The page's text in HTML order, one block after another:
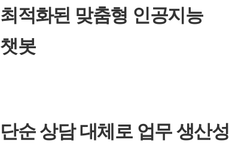
최적화된 맞춤형 인공지능
챗봇
단순 상담 대체로 업무 생산성